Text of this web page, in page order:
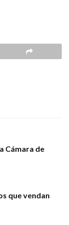
Cámara de
que vendan